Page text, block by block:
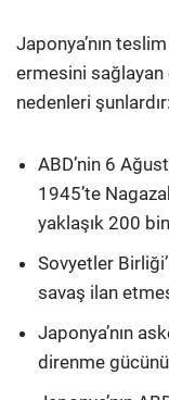
Japonya’nın
ermesini sağlayan
nedenleri şunlardır:
ABD’nin 6
1945’te
yaklaşık 200
Sovyetler
savaş ilan
Japonya’nın
direnme